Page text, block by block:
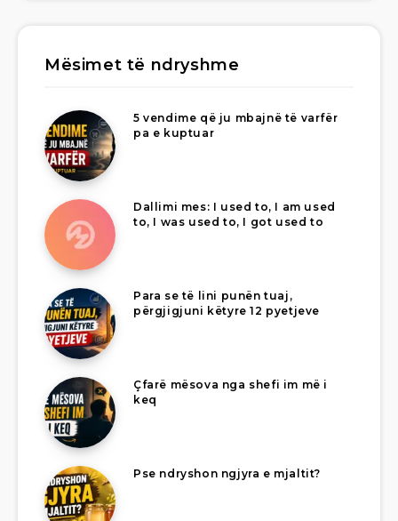
Mësimet të ndryshme
5 vendime që ju mbajnë të varfër
pa e kuptuar
Dallimi mes: I used to, I am used
to, I was used to, I got used to
Para se të lini punën tuaj,
përgjigjuni këtyre 12 pyetjeve
Çfarë mësova nga shefi im më i
keq
Pse ndryshon ngjyra e mjaltit?